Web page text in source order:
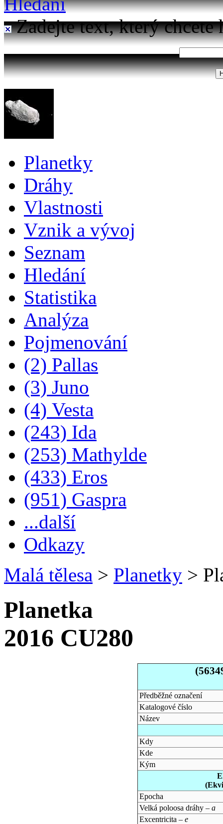
Zadejte text, který chcete
Planetky
Dráhy
Vlastnosti
Vznik a vývoj
Seznam
Hledání
Statistika
Analýza
Pojmenování
(2) Pallas
(3) Juno
(4) Vesta
(243) Ida
(253) Mathylde
(433) Eros
(951) Gaspra
...další
Odkazy
Malá tělesa > Planetky >
Planetka
2016 CU280
Předběžné označení
Katalogové číslo
Název
Kdy
Kde
Kým
Epocha
Velká poloosa dráhy – a
Excentricita – e